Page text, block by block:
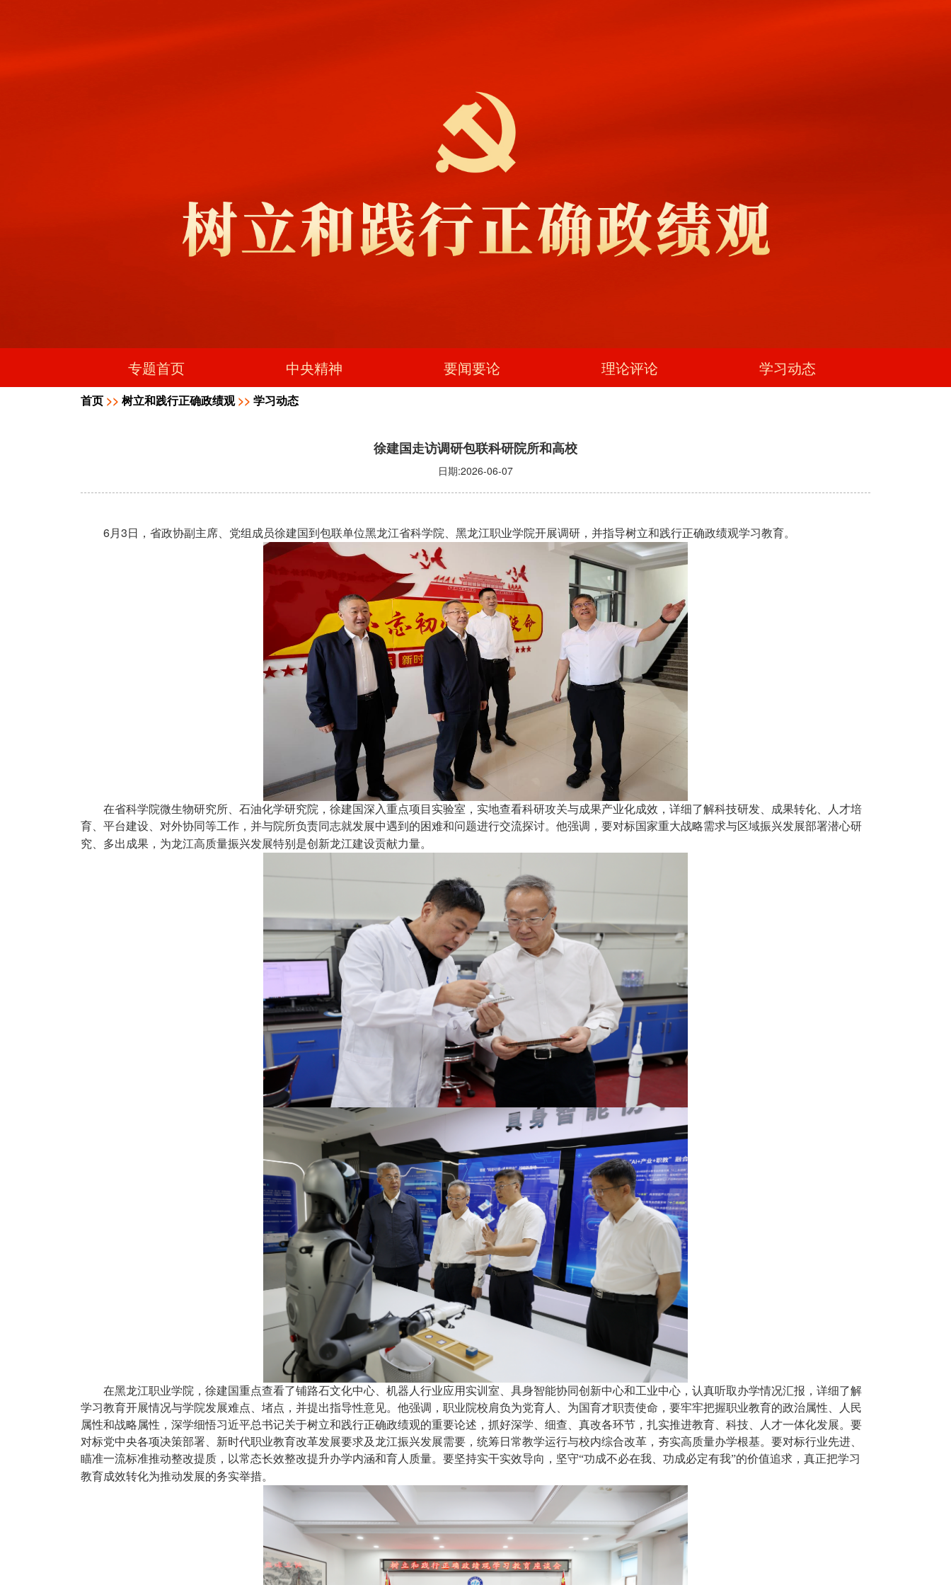
专题首页 中央精神 要闻要论 理论评论 学习动态
首页 >> 树立和践行正确政绩观>> 学习动态
徐建国走访调研包联科研院所和高校
日期:2026-06-07
6月 3 日，省政协副主席、党组成员徐建国到包联单位黑龙江省科学院、黑龙江职业学院开展调研，并指导树立和践行正确政绩观学习教育。
在省科学院微生物研究所、石油化学研究院，徐建国深入重点项目实验室，实地查看科研攻关与成果产业化成效，详细了解科技研发、成果转化、人才培
育、平台建设、对外协同等工作，并与院所负责同志就发展中遇到的困难和问题进行交流探讨。他强调，要对标国家重大战略需求与区域振兴发展部署潜心研
究、多出成果，为龙江高质量振兴发展特别是创新龙江建设贡献力量。
在黑龙江职业学院，徐建国重点查看了铺路石文化中心、机器人行业应用实训室、具身智能协同创新中心和工业中心，认真听取办学情况汇报，详细了解
学习教育开展情况与学院发展难点、堵点，并提出指导性意见。他强调，职业院校肩负为党育人、为国育才职责使命，要牢牢把握职业教育的政治属性、人民
属性和战略属性，深学细悟习近平总书记关于树立和践行正确政绩观的重要论述，抓好深学、细查、真改各环节，扎实推进教育、科技、人才一体化发展。要
对标党中央各项决策部署、新时代职业教育改革发展要求及龙江振兴发展需要，统筹日常教学运行与校内综合改革，夯实高质量办学根基。要对标行业先进、
瞄准一流标准推动整改提质，以常态长效整改提升办学内涵和育人质量。要坚持实干实效导向，坚守“功成不必在我、功成必定有我”的价值追求，真正把学习
教育成效转化为推动发展的务实举措。